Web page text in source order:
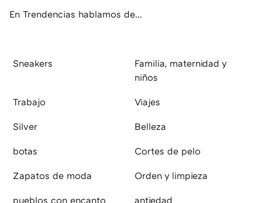
En Trendencias hablamos de...
Sneakers
Familia, maternidad y
niños
Trabajo Viajes
Silver Belleza
botas Cortes de pelo
Zapatos de moda Orden y limpieza
pueblos con encanto antiedad